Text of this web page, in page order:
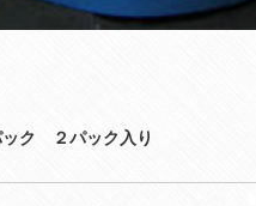
ク ２パック入り